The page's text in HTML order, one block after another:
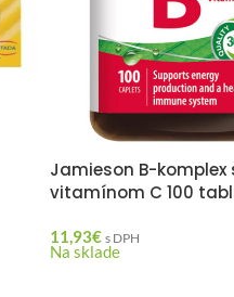
Jamieson B-komplex
vitamínom C 100
11,93€ s DPH
Na sklade